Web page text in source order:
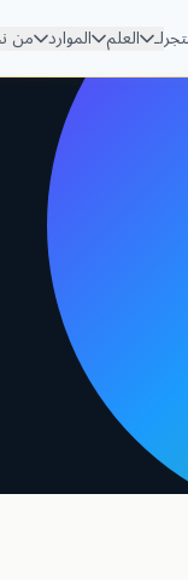
لـ العلم الموارد من